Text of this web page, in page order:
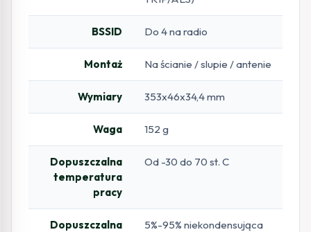
BSSID Do 4 na radio
Montaż Na ścianie / slupie / antenie
Wymiary 353x46x34,4 mm
Waga 152 g
Dopuszczalna
temperatura
pracy
Od -30 do 70 st. C
Dopuszczalna
5%-95% niekondensująca